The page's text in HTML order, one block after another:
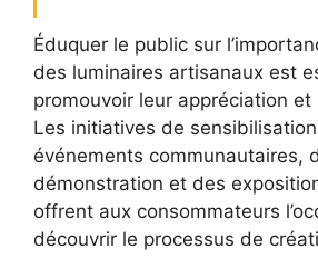
Éduquer le public sur
des luminaires artisanaux est
promouvoir leur appréciation
Les initiatives de
événements communautaires,
démonstration et des
offrent aux consommateurs
découvrir le processus de